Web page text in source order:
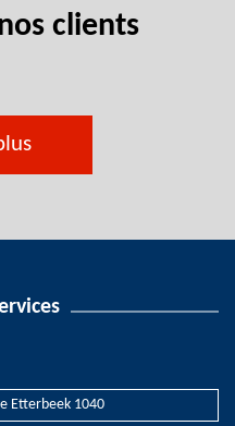
clients
Etterbeek 1040